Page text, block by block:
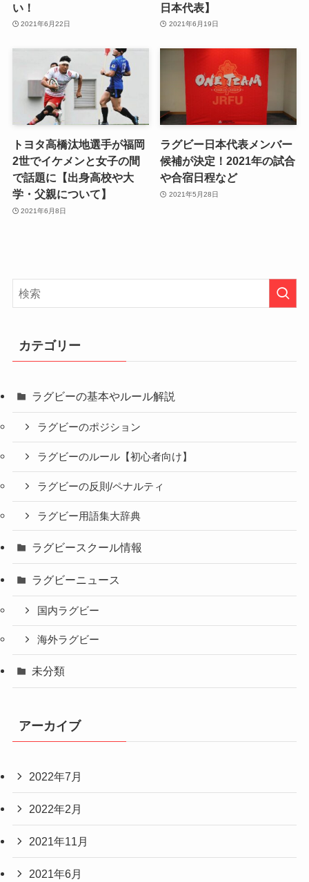
い！
2021年6月22日
日本代表】
2021年6月19日
トヨタ高橋汰地選手が福岡
2世でイケメンと女子の間
で話題に【出身高校や大
学・父親について】
2021年6月8日
ラグビー日本代表メンバー
候補が決定！2021年の試合
や合宿日程など
2021年5月28日
カテゴリー
ラグビーの基本やルール解説
ラグビーのポジション
ラグビーのルール【初心者向け】
ラグビーの反則/ペナルティ
ラグビー用語集大辞典
ラグビースクール情報
ラグビーニュース
国内ラグビー
海外ラグビー
未分類
アーカイブ
2022年7月
2022年2月
2021年11月
2021年6月